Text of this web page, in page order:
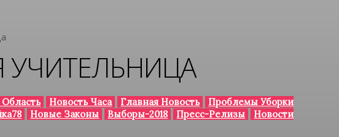
Новость Часа Главная Новость
Проблемы Уборки
Новые Законы Выборы-2018 Пресс-Релизы
Новости